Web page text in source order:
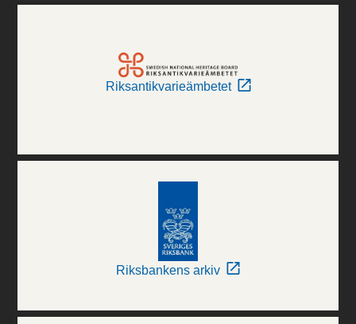
Riksantikvarieämbetet
Riksbankens arkiv